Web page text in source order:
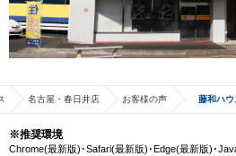
名古屋・春日井店 お客様の声 藤和ハ
※推奨環境
Chrome(最新版)･Safari(最新版)･Edge(最新版)･